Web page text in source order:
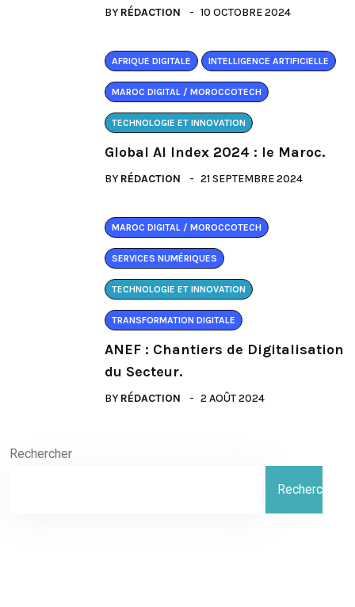
BY RÉDACTION 10 OCTOBRE 2024
AFRIQUE DIGITALE INTELLIGENCE ARTIFICIELLE
MAROC DIGITAL / MOROCCOTECH
TECHNOLOGIE ET INNOVATION
Global AI Index 2024 : le Maroc.
BY RÉDACTION 21 SEPTEMBRE 2024
MAROC DIGITAL / MOROCCOTECH
SERVICES NUMÉRIQUES
TECHNOLOGIE ET INNOVATION
TRANSFORMATION DIGITALE
ANEF : Chantiers de Digitalisation
du Secteur.
BY RÉDACTION 2 AOÛT 2024
Rechercher
Rechercher